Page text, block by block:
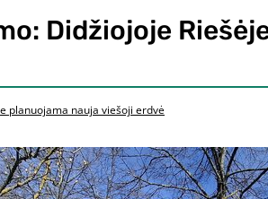
Didžiojoje
planuojama nauja viešoji erdvė